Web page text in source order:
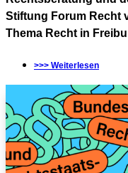
Stiftung Forum Recht
Thema Recht in
>>> Weiterlesen